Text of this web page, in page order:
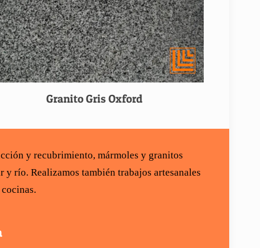
Granito Gris Oxford
y recubrimiento, mármoles y granitos
y río. Realizamos también trabajos artesanales
.